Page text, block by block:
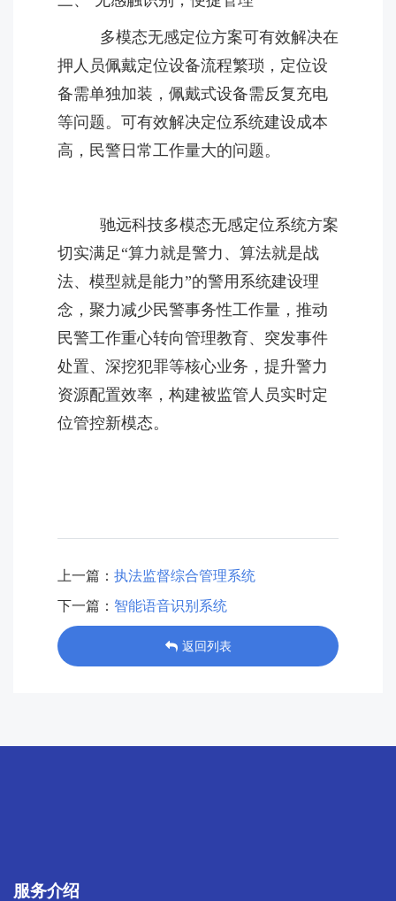
多模态无感定位方案可有效解决在
押人员佩戴定位设备流程繁琐，定位设
备需单独加装，佩戴式设备需反复充电
等问题。可有效解决定位系统建设成本
高，民警日常工作量大的问题。
驰远科技多模态无感定位系统方案
切实满足“算力就是警力、算法就是战
法、模型就是能力”的警用系统建设理
念，聚力减少民警事务性工作量，推动
民警工作重心转向管理教育、突发事件
处置、深挖犯罪等核心业务，提升警力
资源配置效率，构建被监管人员实时定
位管控新模态。
上一篇： 执法监督综合管理系统
下一篇： 智能语音识别系统
返回列表
服务介绍